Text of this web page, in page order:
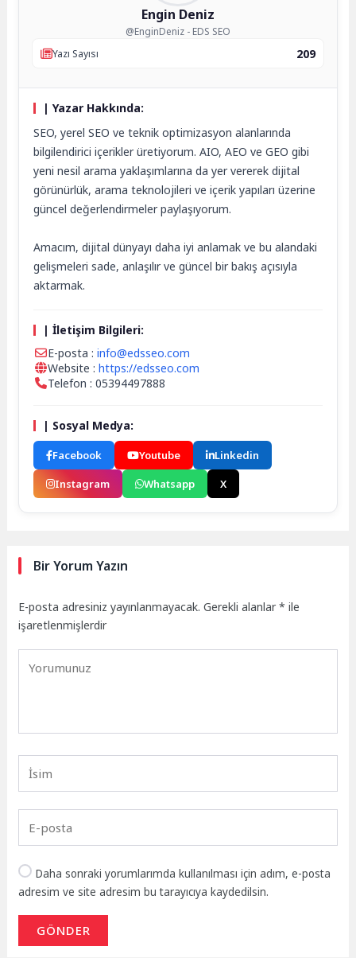
Engin Deniz
@EnginDeniz - EDS SEO
Yazı Sayısı
209
| Yazar Hakkında:
SEO, yerel SEO ve teknik optimizasyon alanlarında
bilgilendirici içerikler üretiyorum. AIO, AEO ve GEO gibi
yeni nesil arama yaklaşımlarına da yer vererek dijital
görünürlük, arama teknolojileri ve içerik yapıları üzerine
güncel değerlendirmeler paylaşıyorum.
Amacım, dijital dünyayı daha iyi anlamak ve bu alandaki
gelişmeleri sade, anlaşılır ve güncel bir bakış açısıyla
aktarmak.
| İletişim Bilgileri:
E-posta :info@edsseo.com
Website :https://edsseo.com
Telefon : 05394497888
| Sosyal Medya:
Facebook Youtube
Linkedin
Instagram
Whatsapp X
Bir Yorum Yazın
E-posta adresiniz yayınlanmayacak. Gerekli alanlar* ile
işaretlenmişlerdir
Daha sonraki yorumlarımda kullanılması için adım, e-posta
adresim ve site adresim bu tarayıcıya kaydedilsin.
GÖNDER